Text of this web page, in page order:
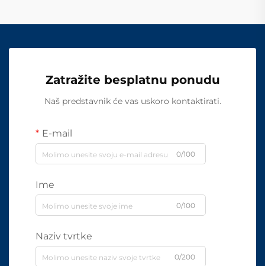
Zatražite besplatnu ponudu
Naš predstavnik će vas uskoro kontaktirati.
E-mail
0/100
Ime
0/100
Naziv tvrtke
0/200